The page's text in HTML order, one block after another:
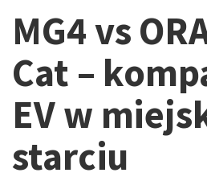
MG4 vs
Cat –
EV w
starciu